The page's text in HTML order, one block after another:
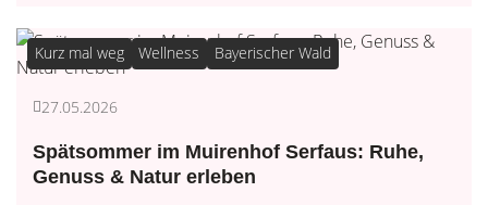
Kurz mal weg Wellness Bayerischer Wald
27.05.2026
Spätsommer im Muirenhof Serfaus: Ruhe,
Genuss & Natur erleben